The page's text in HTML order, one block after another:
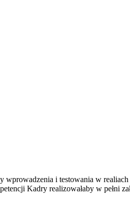
i testowania w
Kadry realizowałaby w pełni